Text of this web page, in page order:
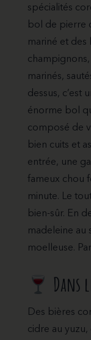
spécialités
bol de pierre
mariné et des
marinés,
dessus,
énorme bol
composé de
bien cuits et
entrée, une
fameux chou
minute. Le
bien-sûr. En
madeleine au
moelleuse.
Dans
Des bières
cidre au